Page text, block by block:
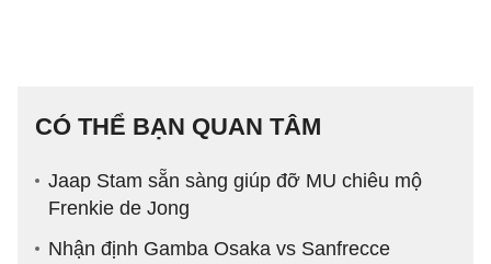
CÓ THỂ BẠN QUAN TÂM
Jaap Stam sẵn sàng giúp đỡ MU chiêu mộ
Frenkie de Jong
Nhận định Gamba Osaka vs Sanfrecce